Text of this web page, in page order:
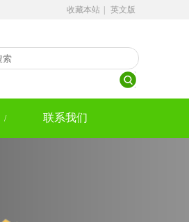
收藏本站 英文版
/ 联系我们